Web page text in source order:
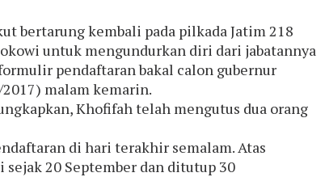
bertarung kembali pada pilkada Jatim 218
untuk mengundurkan diri dari jabatannya
pendaftaran bakal calon gubernur
malam kemarin.
Khofifah telah mengutus dua orang
di hari terakhir semalam. Atas
20 September dan ditutup 30